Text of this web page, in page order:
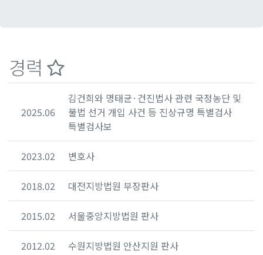
경력
2025.06
김건희와 명태균·건진법사 관련 국정농단 및
불법 선거 개입 사건 등 진상규명 특별검사
특별검사보
2023.02 변호사
2018.02 대전지방법원 부장판사
2015.02 서울중앙지방법원 판사
2012.02 수원지방법원 안산지원 판사